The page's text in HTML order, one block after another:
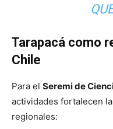
Tarapacá como
Chile
Para el Seremi de
actividades fortalecen
regionales: